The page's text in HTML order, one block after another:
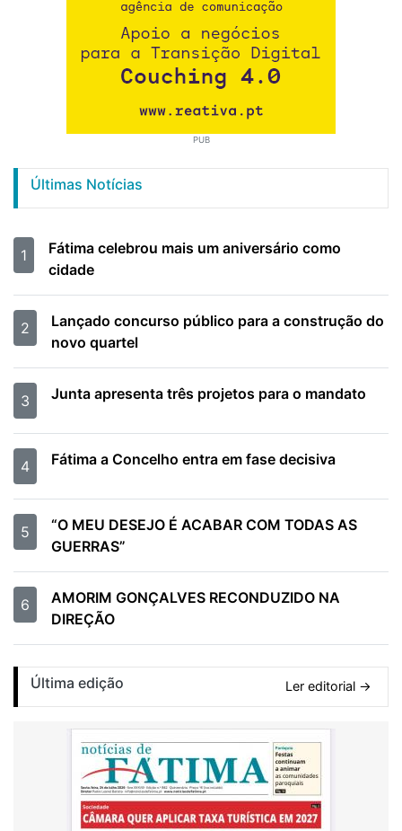
PUB
Últimas Notícias
1
Fátima celebrou mais um aniversário como
cidade
2
Lançado concurso público para a construção do
novo quartel
3 Junta apresenta três projetos para o mandato
4 Fátima a Concelho entra em fase decisiva
5
“O MEU DESEJO É ACABAR COM TODAS AS
GUERRAS”
6
AMORIM GONÇALVES RECONDUZIDO NA
DIREÇÃO
Última edição Ler editorial →